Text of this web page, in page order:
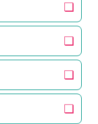
❏
❏
❏
❏